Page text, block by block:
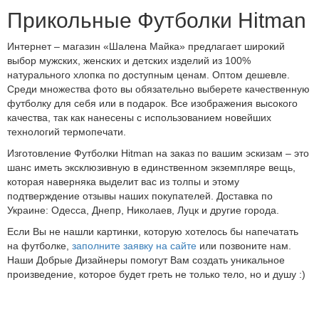
Прикольные Футболки Hitman
Интернет – магазин «Шалена Майка» предлагает широкий
выбор мужских, женских и детских изделий из 100%
натурального хлопка по доступным ценам. Оптом дешевле.
Среди множества фото вы обязательно выберете качественную
футболку для себя или в подарок. Все изображения высокого
качества, так как нанесены с использованием новейших
технологий термопечати.
Изготовление Футболки Hitman на заказ по вашим эскизам – это
шанс иметь эксклюзивную в единственном экземпляре вещь,
которая наверняка выделит вас из толпы и этому
подтверждение отзывы наших покупателей. Доставка по
Украине: Одесса, Днепр, Николаев, Луцк и другие города.
Если Вы не нашли картинки, которую хотелось бы напечатать
на футболке, заполните заявку на сайте или позвоните нам.
Наши Добрые Дизайнеры помогут Вам создать уникальное
произведение, которое будет греть не только тело, но и душу :)